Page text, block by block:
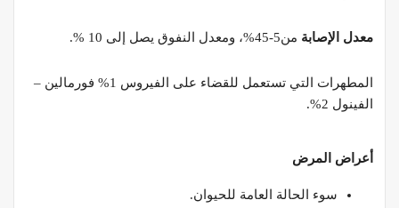
معدل الإصابة من5-45%، ومعدل النفوق يصل إلى 10 %.
المطهرات التي تستعمل للقضاء على الفيروس 1% فورمالين –
الفينول 2%.
أعراض المرض
سوء الحالة العامة للحيوان.